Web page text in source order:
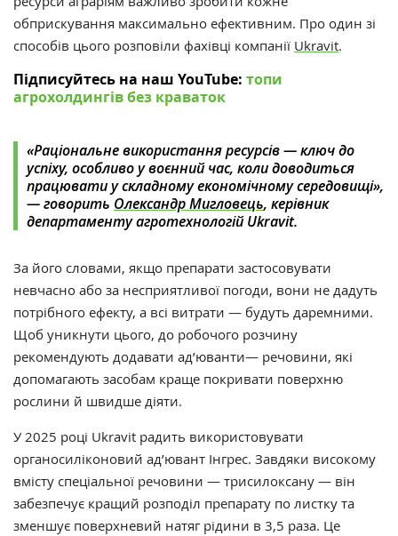
обприскування максимально ефективним. Про один зі
способів цього розповіли фахівці компанії Ukravit.
Підписуйтесь на наш YouTube: топи
агрохолдингів без краваток
«Раціональне використання ресурсів — ключ до
успіху, особливо у воєнний час, коли доводиться
працювати у складному економічному середовищі»,
— говорить Олександр Мигловець, керівник
департаменту агротехнологій Ukravit.
За його словами, якщо препарати застосовувати
невчасно або за несприятливої погоди, вони не дадуть
потрібного ефекту, а всі витрати — будуть даремними.
Щоб уникнути цього, до робочого розчину
рекомендують додавати ад’юванти— речовини, які
допомагають засобам краще покривати поверхню
рослини й швидше діяти.
У 2025 році Ukravit радить використовувати
органосиліконовий ад’ювант Інгрес. Завдяки високому
вмісту спеціальної речовини — трисилоксану — він
забезпечує кращий розподіл препарату по листку та
зменшує поверхневий натяг рідини в 3,5 раза. Це